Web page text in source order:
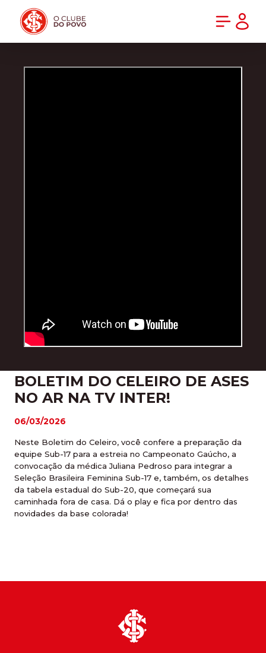
BOLETIM DO CELEIRO DE ASES
NO AR NA TV INTER!
06/03/2026
Neste Boletim do Celeiro, você confere a preparação da
equipe Sub-17 para a estreia no Campeonato Gaúcho, a
convocação da médica Juliana Pedroso para integrar a
Seleção Brasileira Feminina Sub-17 e, também, os detalhes
da tabela estadual do Sub-20, que começará sua
caminhada fora de casa. Dá o play e fica por dentro das
novidades da base colorada!